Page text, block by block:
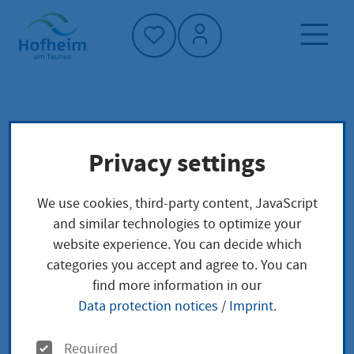
Home"
Melderegisterauskunft - Erteilung
Melderegisterauskunft
- Erteilung
Gruppenauskunft
Privacy settings
We use cookies, third-party content, JavaScript
and similar technologies to optimize your
website experience. You can decide which
categories you accept and agree to. You can
find more information in our
Data protection notices / Imprint.
O
Required